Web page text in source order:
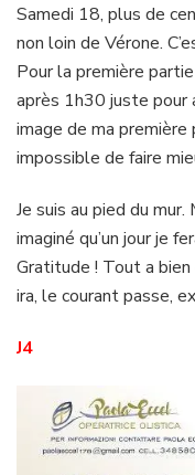
Samedi 18, plus de
non loin de Vérone.
Pour la première
après 1h30 juste pour
image de ma première
impossible de faire
Je suis au pied du mur.
imaginé qu’un jour je
Gratitude ! Tout a bien
ira, le courant passe,
J4